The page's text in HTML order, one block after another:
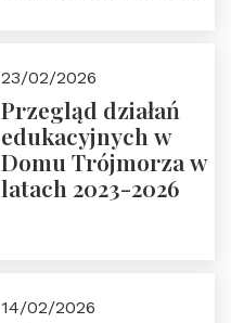
Rozmawiają red.
Grzegorz Górny i
prof. Michał
Łuczewski
23/02/2026
Przegląd działań
edukacyjnych w
Domu Trójmorza w
latach 2023-2026
14/02/2026